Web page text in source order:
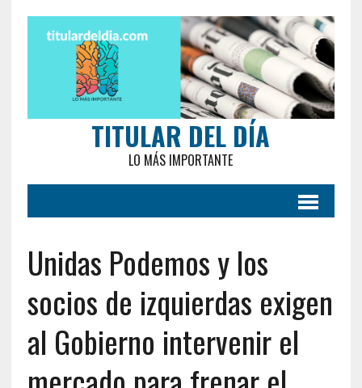
TITULAR DEL DÍA
LO MÁS IMPORTANTE
Unidas Podemos y los
socios de izquierdas exigen
al Gobierno intervenir el